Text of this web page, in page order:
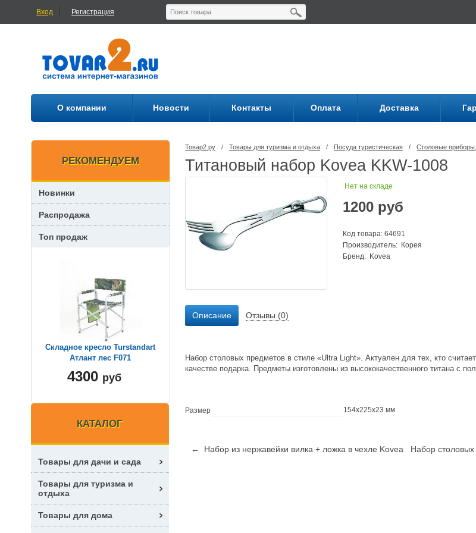
Вход Регистрация
О компании Новости Контакты Оплата Доставка
Товар2.ру / Товары для туризма и отдыха / Посуда туриcтическая / Столовые
Титановый набор Kovea KKW-1008
Нет на складе
1200 руб
Код товара: 64691
Производитель: Корея
Бренд: Kovea
Описание Отзывы (0)
Набор столовых предметов в стиле «Ultra Light». Актуален для тех, кто
качестве подарка. Предметы изготовлены из высококачественного титана с
Размер 154x225x23 мм
← Набор из нержавейки вилка + ложка в чехле Kovea Набор
РЕКОМЕНДУЕМ
Новинки
Распродажа
Топ продаж
Складное кресло Turstandart
Атлант лес F071
4300 руб
КАТАЛОГ
Товары для дачи и сада
Товары для туризма и
отдыха
Товары для дома